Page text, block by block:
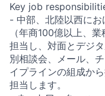
Key job
- 中部、北陸以西に
（年商100億以上、
担当し、対面とデジ
別相談会、メール、
イプラインの組成か
担当します。